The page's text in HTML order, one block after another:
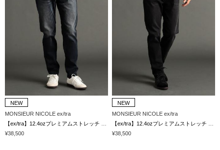
NEW
MONSIEUR NICOLE ex/tra
¥38,500
NEW
MONSIEUR NICOLE ex/tra
¥38,500